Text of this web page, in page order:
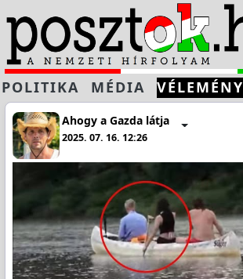
POLITIKA MÉDIA VÉLEMÉNY
Ahogy a Gazda látja
2025. 07. 16. 12:26